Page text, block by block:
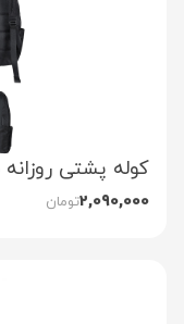
کوله پشتی
2,090,000تومان